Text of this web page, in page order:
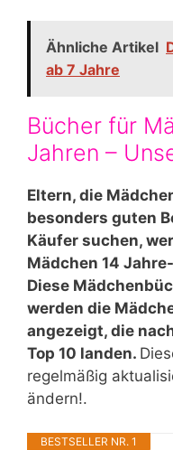
Ähnliche Artikel
ab 7 Jahre
Bücher für
Jahren –
Eltern, die
besonders guten
Käufer suchen,
Mädchen 14
Diese
werden die
angezeigt, die
Top 10 landen.
regelmäßig
ändern!.
BESTSELLER NR. 1